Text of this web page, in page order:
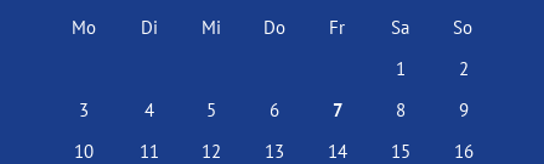
Mo
Di Mi Do Fr Sa
So
1
2
3
4 5 6 7 8
9
10
11 12 13 14 15
16